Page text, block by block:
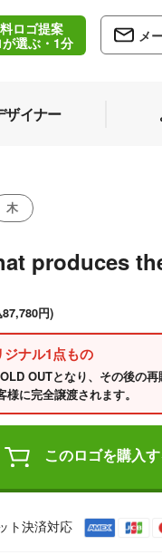
ロゴ提案
が選ぶ・1分
メ
ザイナー
木
produces
円)
ナル1点もの
OUTとなり、その後の
に完全譲渡されます。
このロゴを購入
ト決済対応